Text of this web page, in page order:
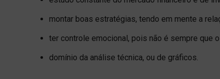
montar boas estratégias, tendo em mente a
ter controle emocional, pois não é sempre que
domínio da análise técnica, ou de gráficos.